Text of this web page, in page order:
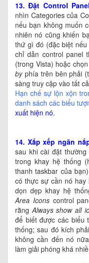
13. Đặt Control
nhìn Categories của
nếu bạn không muốn
nhiên nó cũng khiến
thứ gì đó (đặc biệt
chỉ dẫn control panel
(trong Vista) hoặc
byphía trên bên phải
sàng truy cập vào tất
Hạn chế sự lộn xộn
danh sách các biểu
xuất hiện nó.
14. Xắp xếp ngăn
sau khi cài đặt
trong khay hệ thống
thanh taskbar của
có thực sự cần nó hay
dọn dẹp khay hệ
Area Iconscontrol
rằngAlways show all
để biết được các biểu
thống; sau đó kích
không cần đến nó
làm giải phóng khá